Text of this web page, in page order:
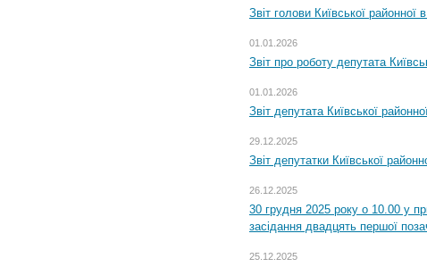
Звіт голови Київської районної
01.01.2026
Звіт про роботу депутата
01.01.2026
Звіт депутата Київської
29.12.2025
Звіт депутатки Київської
26.12.2025
30 грудня 2025 року о 10.00 у
засідання двадцять першої
25.12.2025